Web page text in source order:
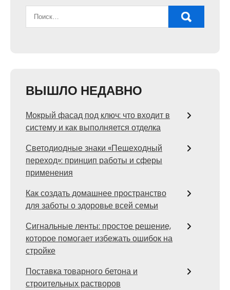
ВЫШЛО НЕДАВНО
Мокрый фасад под ключ: что входит в
систему и как выполняется отделка
Светодиодные знаки «Пешеходный
переход»: принцип работы и сферы
применения
Как создать домашнее пространство
для заботы о здоровье всей семьи
Сигнальные ленты: простое решение,
которое помогает избежать ошибок на
стройке
Поставка товарного бетона и
строительных растворов